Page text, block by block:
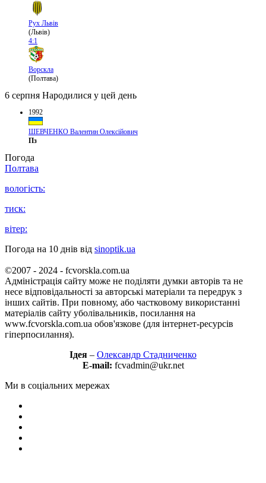
Рух Львів
(Львів)
4:1
Ворскла
(Полтава)
6 серпня Народилися у цей день
1992
ШЕВЧЕНКО Валентин Олексійович
Пз
Погода
Полтава
вологість:
тиск:
вітер:
Погода на 10 днів від sinoptik.ua
©2007 - 2024 - fcvorskla.com.ua
Адміністрація сайту може не поділяти думки авторів та не
несе відповідальності за авторські матеріали та передрук з
інших сайтів. При повному, або частковому використанні
матеріалів сайту уболівальників, посилання на
www.fcvorskla.com.ua обов'язкове (для інтернет-ресурсів
гіперпосилання).
Ідея – Олександр Стадниченко
E-mail: fcvadmin@ukr.net
Ми в соціальних мережах